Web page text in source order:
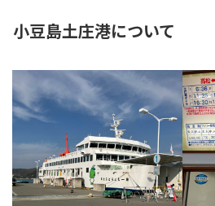
小豆島土庄港について